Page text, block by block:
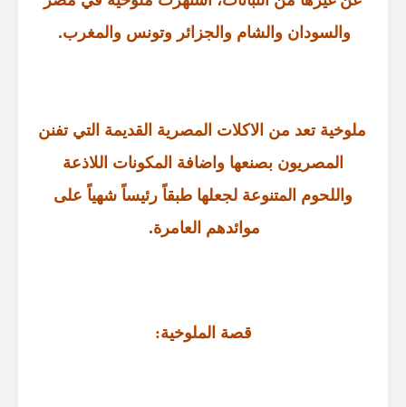
والسودان والشام والجزائر وتونس والمغرب.
ملوخية تعد من الاكلات المصرية القديمة التي تفنن
المصريون بصنعها واضافة المكونات اللاذعة
واللحوم المتنوعة لجعلها طبقاً رئيساً شهياً على
موائدهم العامرة.
قصة الملوخية: